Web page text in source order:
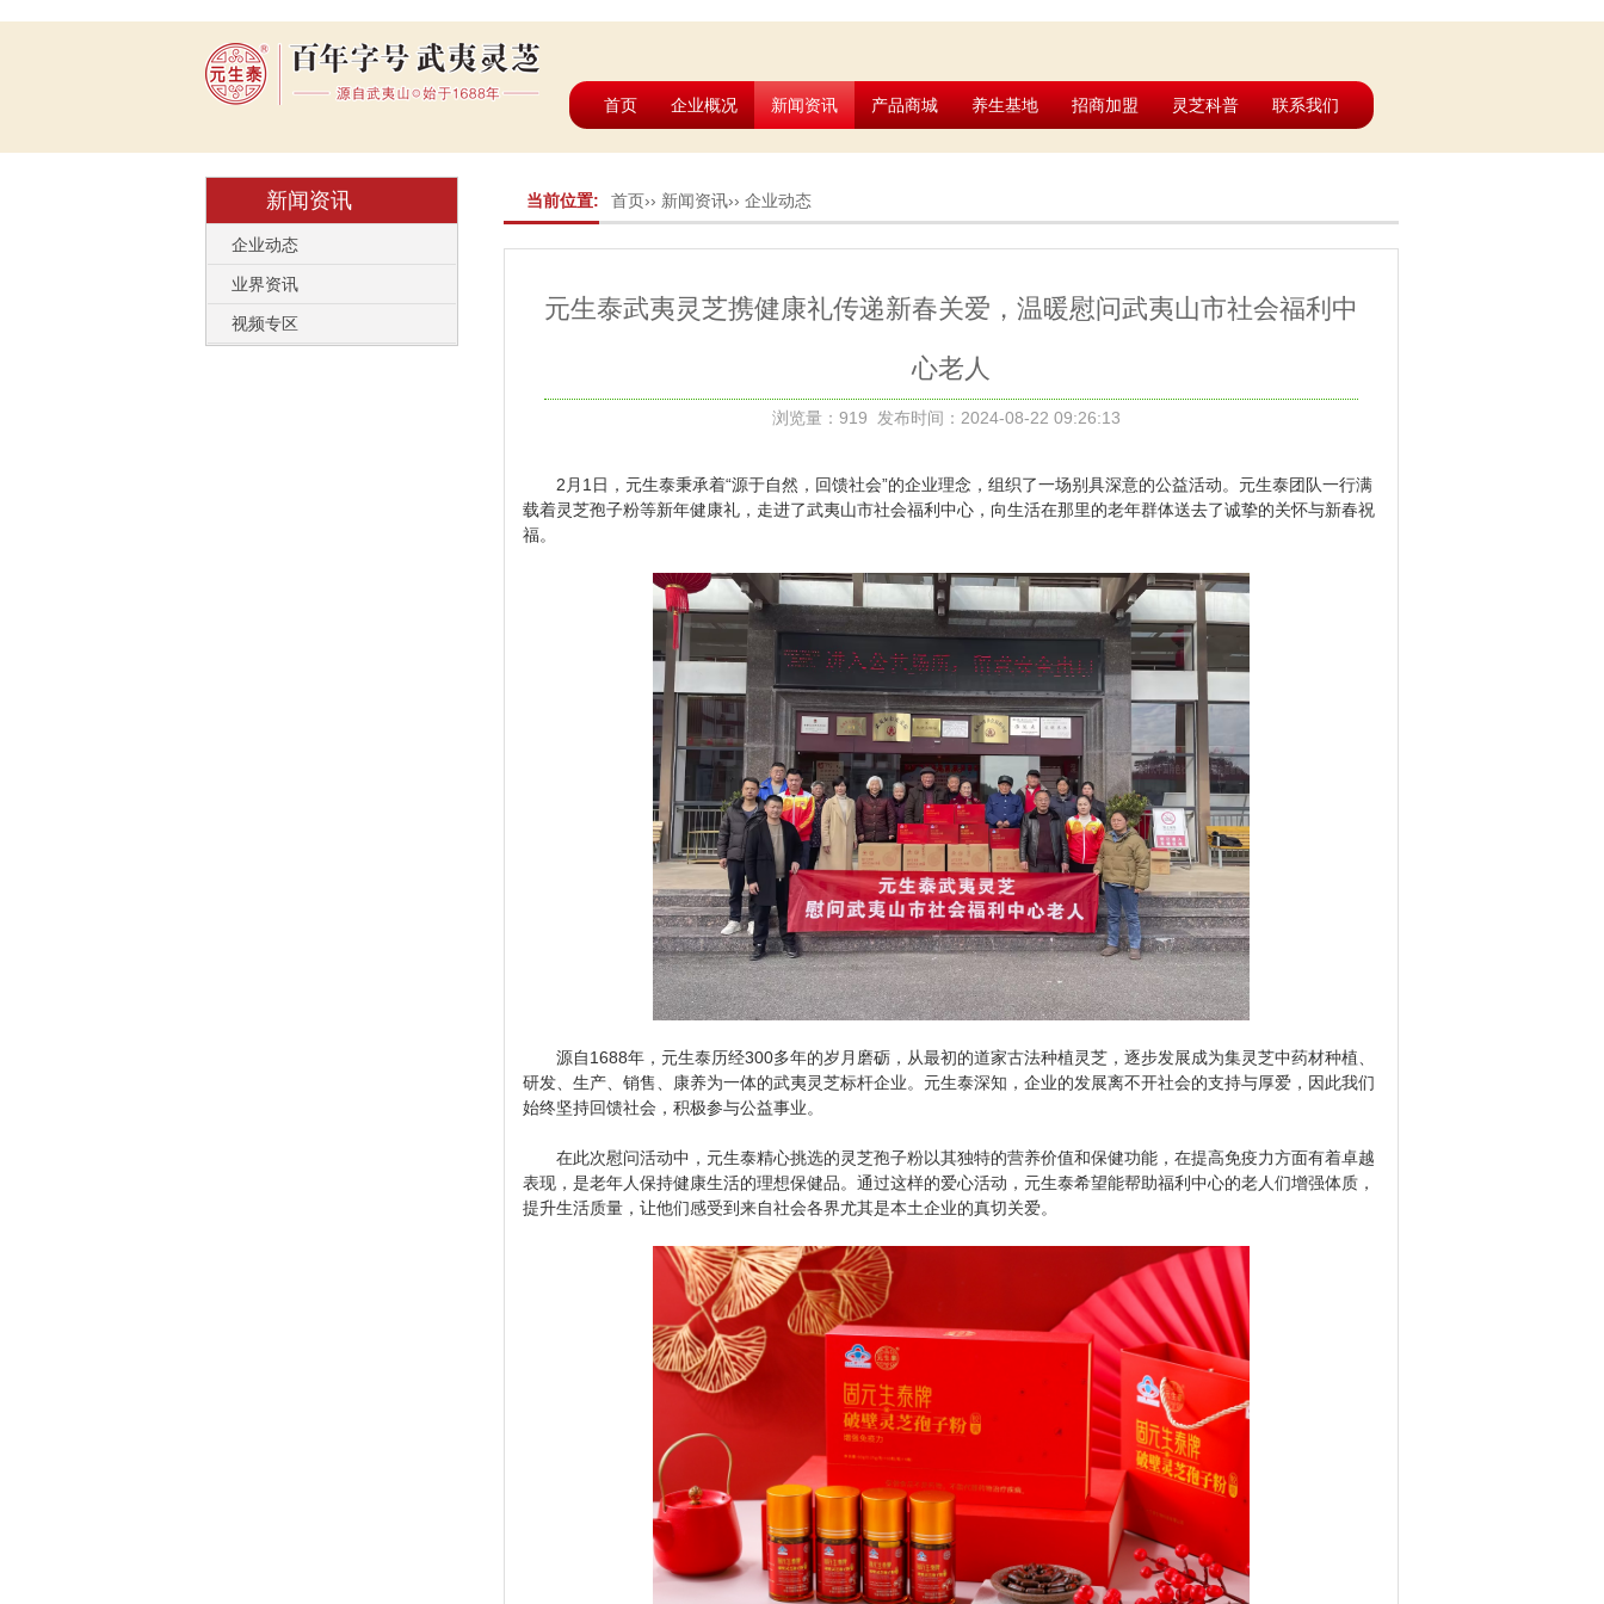
首页 企业概况 新闻资讯 产品商城 养生基地 招商加盟 灵芝科普 联系我们
新闻资讯
企业动态
业界资讯
视频专区
当前位置: 首页›› 新闻资讯›› 企业动态
元生泰武夷灵芝携健康礼传递新春关爱，温暖慰问武夷山市社会福利中
心老人
浏览量：919 发布时间：2024-08-22 09:26:13
2月1日，元生泰秉承着“源于自然，回馈社会”的企业理念，组织了一场别具深意的公益活动。元生泰团队一行满
载着灵芝孢子粉等新年健康礼，走进了武夷山市社会福利中心，向生活在那里的老年群体送去了诚挚的关怀与新春祝
福。
源自1688年，元生泰历经300多年的岁月磨砺，从最初的道家古法种植灵芝，逐步发展成为集灵芝中药材种植、
研发、生产、销售、康养为一体的武夷灵芝标杆企业。元生泰深知，企业的发展离不开社会的支持与厚爱，因此我们
始终坚持回馈社会，积极参与公益事业。
在此次慰问活动中，元生泰精心挑选的灵芝孢子粉以其独特的营养价值和保健功能，在提高免疫力方面有着卓越
表现，是老年人保持健康生活的理想保健品。通过这样的爱心活动，元生泰希望能帮助福利中心的老人们增强体质，
提升生活质量，让他们感受到来自社会各界尤其是本土企业的真切关爱。